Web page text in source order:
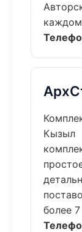
каждом
Кызыл
более 7